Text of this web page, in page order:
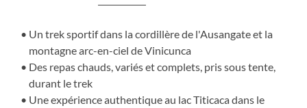
Un trek sportif dans la cordillère de l'Ausangate et la
montagne arc-en-ciel de Vinicunca
Des repas chauds, variés et complets, pris sous tente,
durant le trek
Une expérience authentique au lac Titicaca dans le